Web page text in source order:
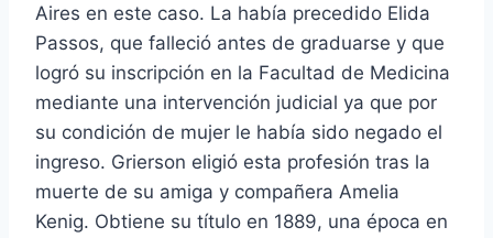
Aires en este caso. La había precedido Elida
Passos, que falleció antes de graduarse y que
logró su inscripción en la Facultad de Medicina
mediante una intervención judicial ya que por
su condición de mujer le había sido negado el
ingreso. Grierson eligió esta profesión tras la
muerte de su amiga y compañera Amelia
Kenig. Obtiene su título en 1889, una época en